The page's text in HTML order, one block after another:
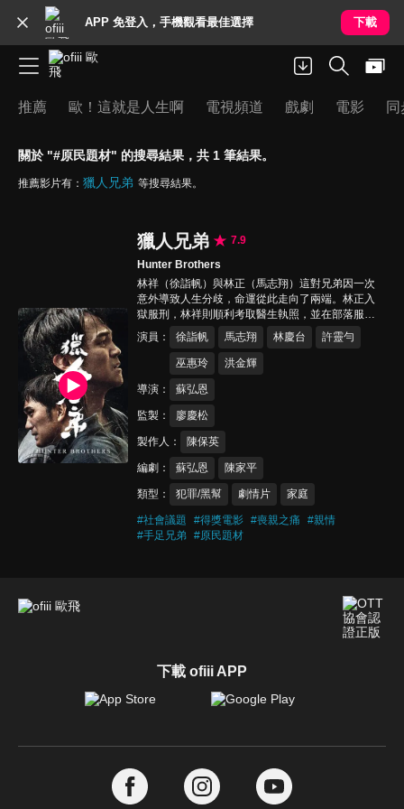
APP 免登入，手機觀看最佳選擇 下載
推薦 歐！這就是人生啊 電視頻道 戲劇 電影
關於 "#原民題材" 的搜尋結果，共 1 筆結果。
推薦影片有： 獵人兄弟 等搜尋結果。
獵人兄弟
7.9
Hunter Brothers
林祥（徐詣帆）與林正（馬志翔）這對兄弟因一次
意外導致人生分歧，命運從此走向了兩端。林正入
獄服刑，林祥則順利考取醫生執照，並在部落服
務。幾年後，林正出獄返家，他的出現打亂了林祥
平穩的生活，也喚醒了塵封的秘密。當兄弟重返森
林找尋真相，是否能讓他們找回失去的情誼？還是
演員 徐詣帆 馬志翔 林慶台 許靈勻
巫惠玲 洪金輝
導演 蘇弘恩
監製 廖慶松
製作人 陳保英
編劇 蘇弘恩 陳家平
類型 犯罪/黑幫 劇情片 家庭
#社會議題 #得獎電影 #喪親之痛 #親情
#手足兄弟 #原民題材
下載 ofiii APP